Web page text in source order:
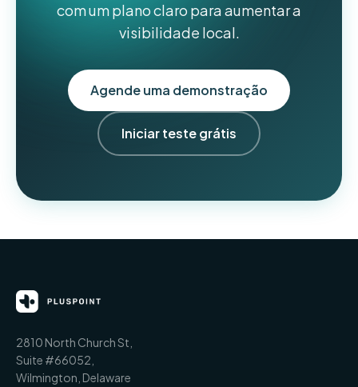
com um plano claro para aumentar a
visibilidade local.
Agende uma demonstração
Iniciar teste grátis
2810 North Church St,
Suite #66052,
Wilmington, Delaware